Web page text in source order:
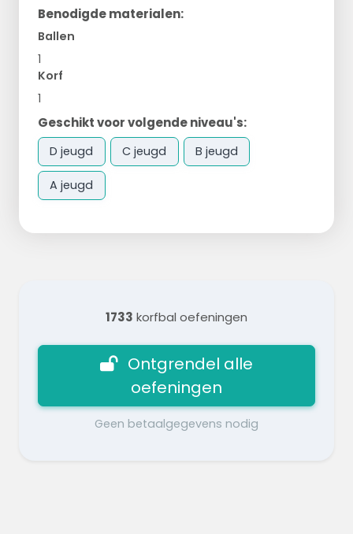
Benodigde materialen:
Ballen
1
Korf
1
Geschikt voor volgende niveau's:
D jeugd C jeugd B jeugd
A jeugd
1733 korfbal oefeningen
Ontgrendel alle
oefeningen
Geen betaalgegevens nodig